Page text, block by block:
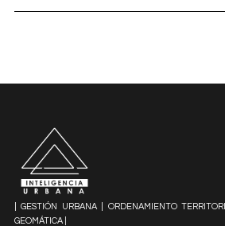
| GESTIÓN URBANA | ORDENAMIENTO
GEOMÁTICA |